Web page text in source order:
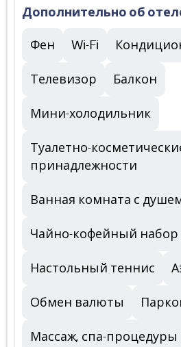
Дополнительно об
Фен Wi-Fi
Телевизор Балкон
Мини-холодильник
Туалетно-
принадлежности
Ванная комната с
Чайно-кофейный набор
Настольный теннис
Обмен валюты
Массаж, спа-процедуры